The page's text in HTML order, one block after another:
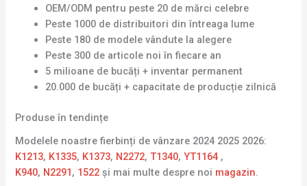
OEM/ODM pentru peste 20 de mărci celebre
Peste 1000 de distribuitori din întreaga lume
Peste 180 de modele vândute la alegere
Peste 300 de articole noi în fiecare an
5 milioane de bucăți + inventar permanent
20.000 de bucăți + capacitate de producție zilnică
Produse în tendințe
Modelele noastre fierbinți de vânzare 2024 2025 2026:
K1213, K1335, K1373, N2272,T1340,YT1164 ,
K940, N2291, 1522și mai multe despre noi magazin.